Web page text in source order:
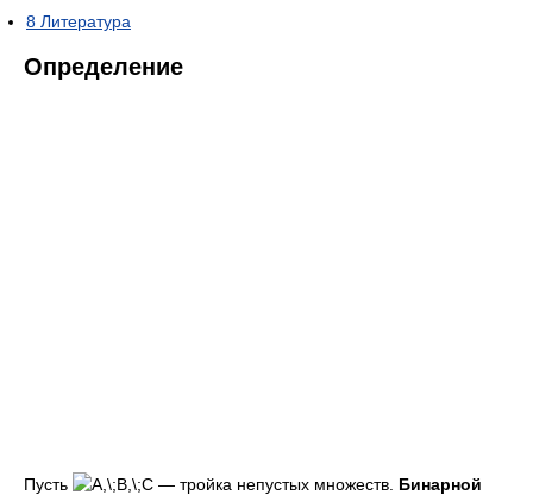
8 Литература
Определение
Пусть — тройка непустых множеств. Бинарной